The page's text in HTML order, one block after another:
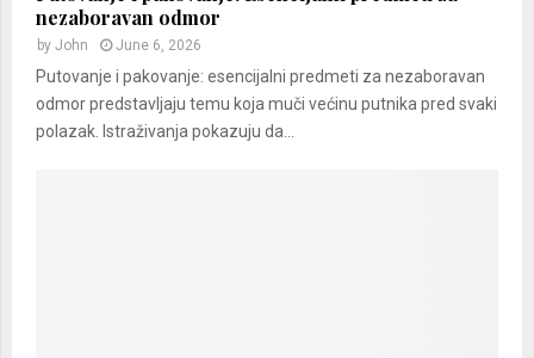
nezaboravan odmor
by John June 6, 2026
Putovanje i pakovanje: esencijalni predmeti za nezaboravan
odmor predstavljaju temu koja muči većinu putnika pred svaki
polazak. Istraživanja pokazuju da...